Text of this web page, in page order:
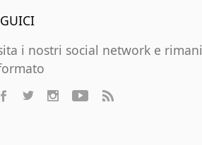
i nostri social network e rimani